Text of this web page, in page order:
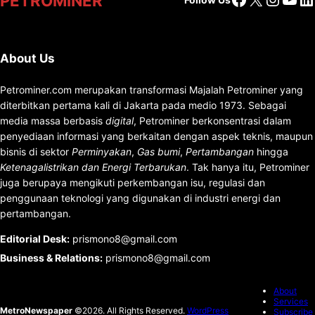
About Us
Petrominer.com merupakan transformasi Majalah Petrominer yang
diterbitkan pertama kali di Jakarta pada medio 1973. Sebagai
media massa berbasis digital, Petrominer berkonsentrasi dalam
penyediaan informasi yang berkaitan dengan aspek teknis, maupun
bisnis di sektor Perminyakan, Gas bumi, Pertambangan hingga
Ketenagalistrikan dan Energi Terbarukan. Tak hanya itu, Petrominer
juga berupaya mengikuti perkembangan isu, regulasi dan
penggunaan teknologi yang digunakan di industri energi dan
pertambangan.
Editorial Desk: prismono8@gmail.com
Business & Relations: prismono8@gmail.com
MetroNewspaper ©2026. All Rights Reserved. WordPress
About
Services
Subscribe